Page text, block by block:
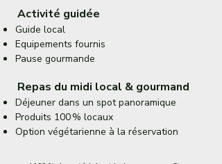
Activité guidée
Guide local
Equipements fournis
Pause gourmande
Repas du midi local & gourmand
Déjeuner dans un spot panoramique
Produits 100 % locaux
Option végétarienne à la réservation